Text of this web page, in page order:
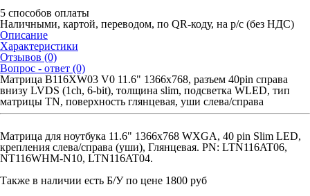
5 способов оплаты
Наличными, картой, переводом, по QR-коду, на р/с (без НДС)
Описание
Характеристики
Отзывов (0)
Вопрос - ответ (0)
Матрица B116XW03 V0 11.6" 1366x768, разъем 40pin справа
внизу LVDS (1ch, 6-bit), толщина slim, подсветка WLED, тип
матрицы TN, поверхность глянцевая, уши слева/cправа
Матрица для ноутбука 11.6" 1366x768 WXGA, 40 pin Slim LED,
крепления слева/справа (уши), Глянцевая. PN: LTN116AT06,
NT116WHM-N10, LTN116AT04.
Также в наличии есть Б/У по цене 1800 руб